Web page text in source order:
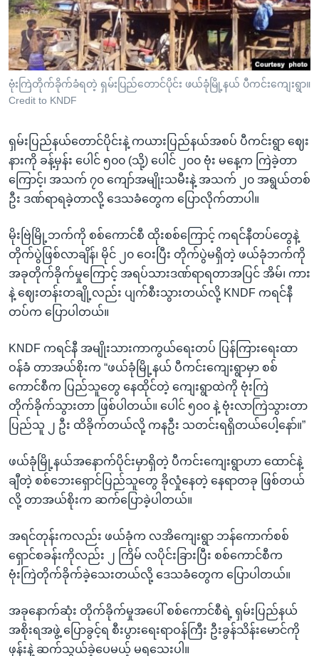
ညွန်း
စာမျက်နှာ
သို့
ကျော်
ကြည့်
ရန်
ရန်
နေရာ
သို့
ကျော်
Learning English
ဗွီအိုအေ လူမှုကွန်ယက်များ
ဗုံးကြဲတိုက်ခိုက်ခံရတဲ့ ရှမ်းပြည်တောင်ပိုင်း ဖယ်ခုံမြို့နယ် ပီကင်းကျေးရွာ။
Credit to KNDF
ရှမ်းပြည်နယ်တောင်ပိုင်းနဲ့ ကယားပြည်နယ်အစပ် ပီကင်းရွာ ဈေး
နားကို ခန့်မှန်း ပေါင် ၅၀၀ (သို့) ပေါင် ၂၀၀ ဗုံး မနေ့က ကြဲခဲ့တာ
ကြောင့်၊ အသက် ၇၀ ကျော်အမျိုးသမီးနဲ့ အသက် ၂၀ အရွယ်တစ်
ဦး ဒဏ်ရာရခဲ့တာလို့ ဒေသခံတွေက ပြောလိုက်တာပါ။
မိုးဗြဲမြို့ဘက်ကို စစ်ကောင်စီ ထိုးစစ်ကြောင့် ကရင်နီတပ်တွေနဲ့
တိုက်ပွဲဖြစ်လာချိန်၊ မိုင် ၂၀ ဝေးပြီး တိုက်ပွဲမရှိတဲ့ ဖယ်ခုံဘက်ကို
အခုတိုက်ခိုက်မှုကြောင့် အရပ်သားဒဏ်ရာရတာအပြင် အိမ်၊ ကား
နဲ့ ဈေးတန်းတချို့လည်း ပျက်စီးသွားတယ်လို့ KNDF ကရင်နီ
တပ်က ပြောပါတယ်။
KNDF ကရင်နီ အမျိုးသားကာကွယ်ရေးတပ် ပြန်ကြားရေးထာ
ဝန်ခံ တာအယ်စိုးက “ဖယ်ခုံမြို့နယ် ပီကင်းကျေးရွာမှာ စစ်
ကောင်စီက ပြည်သူတွေ နေထိုင်တဲ့ ကျေးရွာထဲကို ဗုံးကြဲ
တိုက်ခိုက်သွားတာ ဖြစ်ပါတယ်။ ပေါင် ၅၀၀ နဲ့ ဗုံးလာကြဲသွားတာ
ပြည်သူ ၂ ဦး ထိခိုက်တယ်လို့ ကနဦး သတင်းရရှိတယ်ပေါ့နော်။”
ဖယ်ခုံမြို့နယ်အနောက်ပိုင်းမှာရှိတဲ့ ပီကင်းကျေးရွာဟာ ထောင်နဲ့
ချီတဲ့ စစ်ဘေးရှောင်ပြည်သူတွေ ခိုလှုံနေတဲ့ နေရာတခု ဖြစ်တယ်
လို့ တာအယ်စိုးက ဆက်ပြောခဲ့ပါတယ်။
အရင်တုန်းကလည်း ဖယ်ခုံက လအိကျေးရွာ ဘန်ကောက်စစ်
ရှောင်စခန်းကိုလည်း ၂ ကြိမ် လပိုင်းခြားပြီး စစ်ကောင်စီက
ဗုံးကြဲတိုက်ခိုက်ခဲ့သေးတယ်လို့ ဒေသခံတွေက ပြောပါတယ်။
အခုနောက်ဆုံး တိုက်ခိုက်မှုအပေါ် စစ်ကောင်စီရဲ့ ရှမ်းပြည်နယ်
အစိုးရအဖွဲ့ ပြောခွင့်ရ စီးပွားရေးရာဝန်ကြီး ဦးခွန်သိန်းမောင်ကို
ဖုန်းနဲ့ ဆက်သွယ်ခဲ့ပေမယ့် မရသေးပါ။